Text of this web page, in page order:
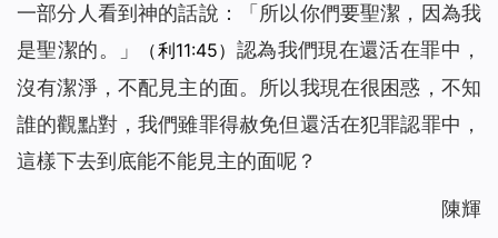
一部分人看到神的話說：「 所以你們要聖潔，因為我
是聖潔的。
」 （利11:45） 認為我們現在還活在罪中，
沒有潔淨，不配見主的面。所以我現在很困惑，不知
誰的觀點對，我們雖罪得赦免但還活在犯罪認罪中，
這樣下去到底能不能見主的面呢？
陳輝